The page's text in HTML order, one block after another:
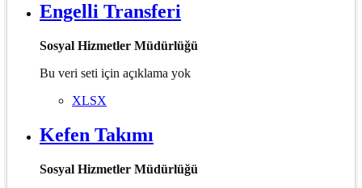
Engelli Transferi
Sosyal Hizmetler Müdürlüğü
Bu veri seti için açıklama yok
XLSX
Kefen Takımı
Sosyal Hizmetler Müdürlüğü